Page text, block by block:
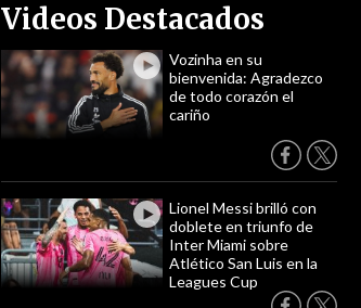
Videos Destacados
Vozinha en su
bienvenida: Agradezco
de todo corazón el
cariño
Lionel Messi brilló con
doblete en triunfo de
Inter Miami sobre
Atlético San Luis en la
Leagues Cup